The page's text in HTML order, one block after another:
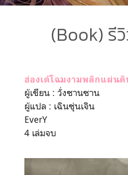
(Book) รี
ฮ่องเต้โฉมงามพลิกแผ่นดิ
ผู้เขียน : วั่งซานซาน
ผู้แปล : เฉินซุ่นเจิน
EverY
4 เล่มจบ